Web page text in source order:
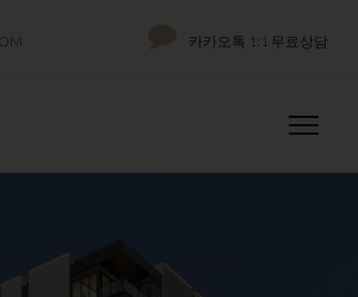
카카오톡 1:1 무료상담